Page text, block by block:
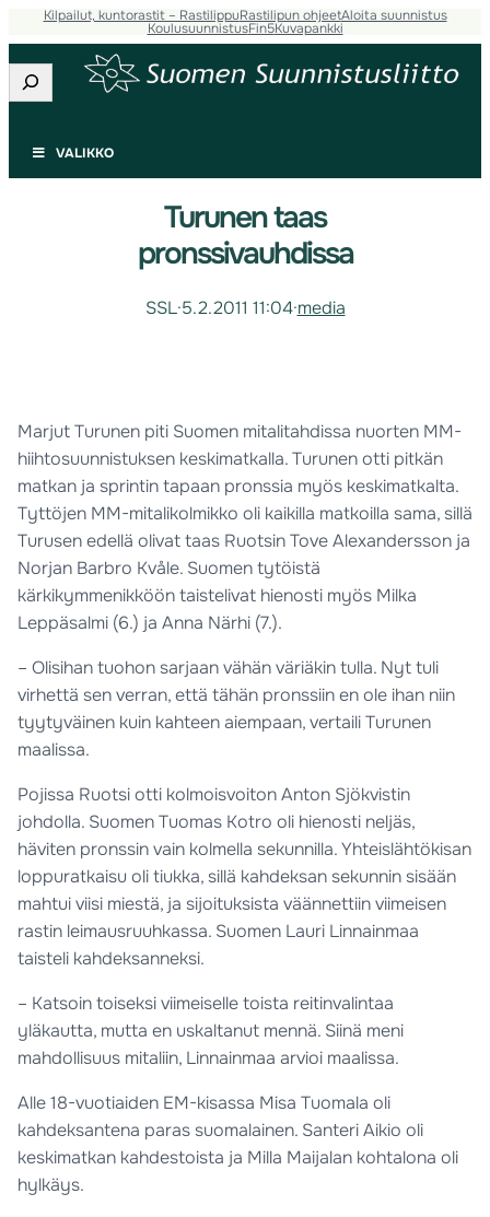
Kilpailut, kuntorastit – RastilippuRastilipun ohjeetAloita suunnistus
KoulusuunnistusFin5Kuvapankki
Etsi
VALIKKO
Turunen taas
pronssivauhdissa
SSL·5.2.2011 11:04·media
Marjut Turunen piti Suomen mitalitahdissa nuorten MM-
hiihtosuunnistuksen keskimatkalla. Turunen otti pitkän
matkan ja sprintin tapaan pronssia myös keskimatkalta.
Tyttöjen MM-mitalikolmikko oli kaikilla matkoilla sama, sillä
Turusen edellä olivat taas Ruotsin Tove Alexandersson ja
Norjan Barbro Kvåle. Suomen tytöistä
kärkikymmenikköön taistelivat hienosti myös Milka
Leppäsalmi (6.) ja Anna Närhi (7.).
– Olisihan tuohon sarjaan vähän väriäkin tulla. Nyt tuli
virhettä sen verran, että tähän pronssiin en ole ihan niin
tyytyväinen kuin kahteen aiempaan, vertaili Turunen
maalissa.
Pojissa Ruotsi otti kolmoisvoiton Anton Sjökvistin
johdolla. Suomen Tuomas Kotro oli hienosti neljäs,
häviten pronssin vain kolmella sekunnilla. Yhteislähtökisan
loppuratkaisu oli tiukka, sillä kahdeksan sekunnin sisään
mahtui viisi miestä, ja sijoituksista väännettiin viimeisen
rastin leimausruuhkassa. Suomen Lauri Linnainmaa
taisteli kahdeksanneksi.
– Katsoin toiseksi viimeiselle toista reitinvalintaa
yläkautta, mutta en uskaltanut mennä. Siinä meni
mahdollisuus mitaliin, Linnainmaa arvioi maalissa.
Alle 18-vuotiaiden EM-kisassa Misa Tuomala oli
kahdeksantena paras suomalainen. Santeri Aikio oli
keskimatkan kahdestoista ja Milla Maijalan kohtalona oli
hylkäys.